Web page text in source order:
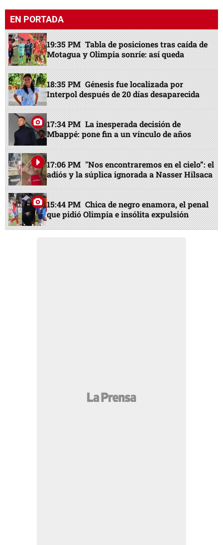
EN PORTADA
19:35 PM Tabla de posiciones tras caída de
Motagua y Olimpia sonríe: así queda
18:35 PM Génesis fue localizada por
Interpol después de 20 días desaparecida
17:34 PM La inesperada decisión de
Mbappé: pone fin a un vínculo de años
17:06 PM "Nos encontraremos en el cielo”: el
adiós y la súplica ignorada a Nasser Hilsaca
15:44 PM Chica de negro enamora, el penal
que pidió Olimpia e insólita expulsión